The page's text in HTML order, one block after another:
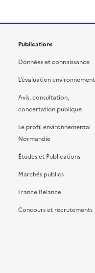
Publications
Données et connaissance
L’évaluation
Avis, consultation,
concertation publique
Le profil environnemental
Normandie
Études et Publications
Marchés publics
France Relance
Concours et recrutements